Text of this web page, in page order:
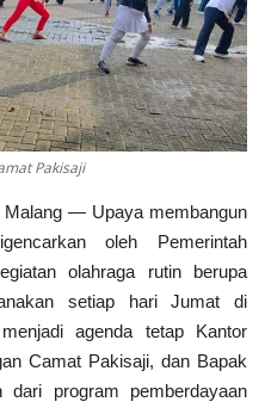
Pakisaji
Malang — Upaya membangun
oleh Pemerintah
olahraga rutin berupa
setiap hari Jumat di
agenda tetap Kantor
Camat Pakisaji, dan Bapak
dari program pemberdayaan